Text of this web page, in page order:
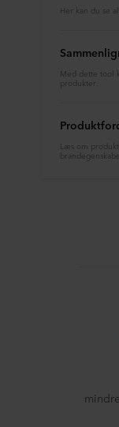
Her kan du se
Med dette tool
produkter.
Læs om